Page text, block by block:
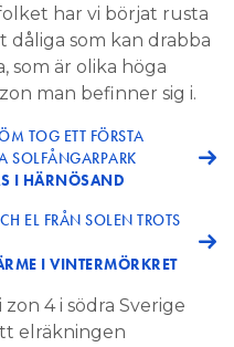
har vi börjat rusta
som kan drabba
som är olika höga
man befinner sig i.
TOG ETT FÖRSTA
SOLFÅNGARPARK
I HÄRNÖSAND
EL FRÅN SOLEN TROTS
I VINTERMÖRKRET
4 i södra Sverige
elräkningen